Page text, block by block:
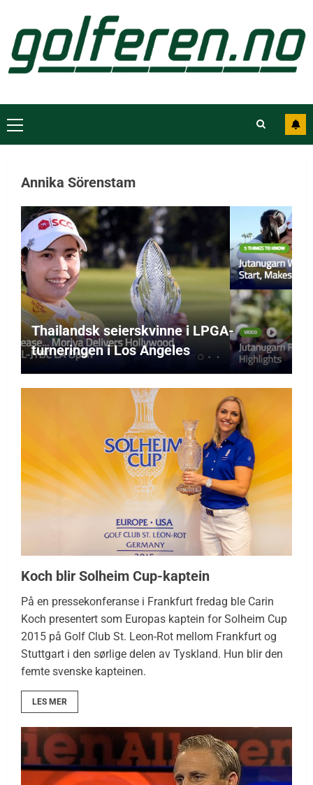
Annika Sörenstam
Thailandsk seierskvinne i LPGA-
turneringen i Los Angeles
Koch blir Solheim Cup-kaptein
På en pressekonferanse i Frankfurt fredag ble Carin
Koch presentert som Europas kaptein for Solheim Cup
2015 på Golf Club St. Leon-Rot mellom Frankfurt og
Stuttgart i den sørlige delen av Tyskland. Hun blir den
femte svenske kapteinen.
LES MER